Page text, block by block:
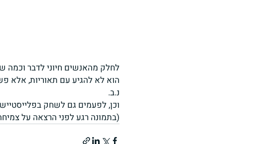
לחלק מהאנשים חיוני לדבר וכמה
הוא לא להגיע עם תאוריות, אלא
נ.ב.
וכן, לפעמים גם לשחק
(בתמונה רגע לפני הרצאה על